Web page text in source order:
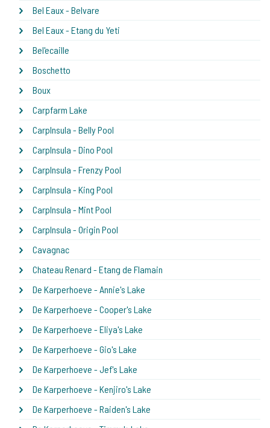
Bel Eaux - Belvare
Bel Eaux - Etang du Yeti
Bel'ecaille
Boschetto
Boux
Carpfarm Lake
CarpInsula - Belly Pool
CarpInsula - Dino Pool
CarpInsula - Frenzy Pool
CarpInsula - King Pool
CarpInsula - Mint Pool
CarpInsula - Origin Pool
Cavagnac
Chateau Renard - Etang de Flamain
De Karperhoeve - Annie's Lake
De Karperhoeve - Cooper's Lake
De Karperhoeve - Eliya's Lake
De Karperhoeve - Gio's Lake
De Karperhoeve - Jef's Lake
De Karperhoeve - Kenjiro's Lake
De Karperhoeve - Raiden's Lake